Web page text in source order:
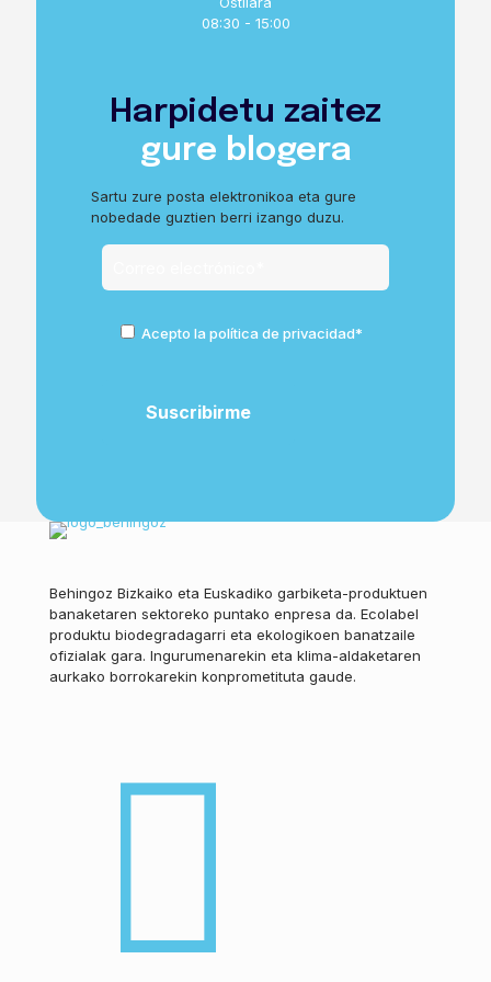
08:30 - 15:00
Harpidetu zaitez
gure blogera
Sartu zure posta elektronikoa eta gure
nobedade guztien berri izango duzu.
Acepto la política de privacidad*
Behingoz Bizkaiko eta Euskadiko garbiketa-produktuen
banaketaren sektoreko puntako enpresa da. Ecolabel
produktu biodegradagarri eta ekologikoen banatzaile
ofizialak gara. Ingurumenarekin eta klima-aldaketaren
aurkako borrokarekin konprometituta gaude.